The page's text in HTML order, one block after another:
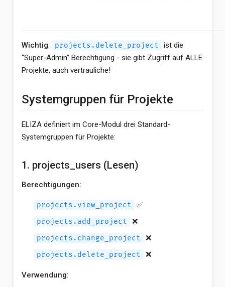
Wichtig: projects.delete_project
ist die
“Super-Admin” Berechtigung - sie gibt Zugriff auf ALLE
Projekte, auch vertrauliche!
Systemgruppen für Projekte
ELIZA definiert im Core-Modul drei Standard-
Systemgruppen für Projekte:
1. projects_users (Lesen)
Berechtigungen:
projects.view_project ✅
projects.add_project ❌
projects.change_project ❌
projects.delete_project ❌
Verwendung: